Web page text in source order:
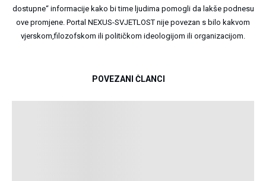
dostupne“ informacije kako bi time ljudima pomogli da lakše podnesu
ove promjene. Portal NEXUS-SVJETLOST nije povezan s bilo kakvom
vjerskom,filozofskom ili političkom ideologijom ili organizacijom.
POVEZANI ČLANCI